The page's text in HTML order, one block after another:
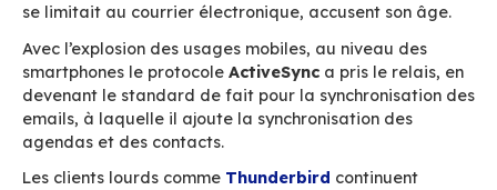
synchronisation de base de données, loin des
classiques de la messagerie.
Ce qu’il faut retenir ici, c’est qu’un protocole
langage communqui définit comment deux
applications se parlent, dans quel format,
règles et dans quel enchaînement. Le protocole